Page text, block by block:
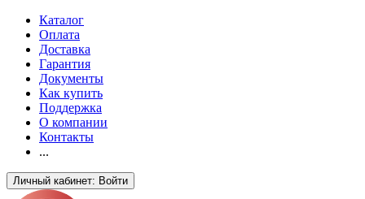
Каталог
Оплата
Доставка
Гарантия
Документы
Как купить
Поддержка
О компании
Контакты
...
Личный кабинет: Войти